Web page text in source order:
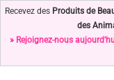
Recevez des Produits de
des
» Rejoignez-nous